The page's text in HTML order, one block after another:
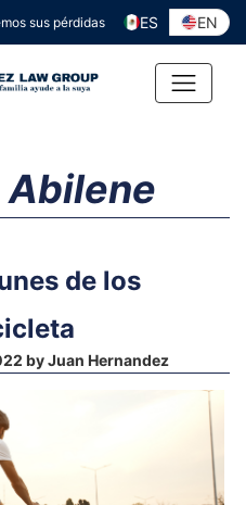
sus pérdidas ES EN
Abilene
de los
byJuan Hernandez